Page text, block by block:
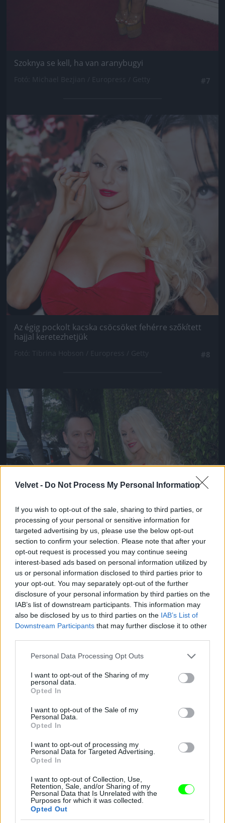
Velvet - Do Not Process My Personal Information
If you wish to opt-out of the sale, sharing to third parties, or
processing of your personal or sensitive information for
targeted advertising by us, please use the below opt-out
section to confirm your selection. Please note that after your
opt-out request is processed you may continue seeing
interest-based ads based on personal information utilized by
us or personal information disclosed to third parties prior to
your opt-out. You may separately opt-out of the further
disclosure of your personal information by third parties on the
IAB’s list of downstream participants. This information may
also be disclosed by us to third parties on the IAB’s List of
Downstream Participants that may further disclose it to other
Please note that this website/app uses one or more Google
not limited to your visit or usage behaviour. You may click to
grant or deny consent to Google and its third-party tags to
use your data for below specified purposes in below Google
consent section.
Personal Data Processing Opt Outs
I want to opt-out of the Sharing of my
personal data.
Opted In
I want to opt-out of the Sale of my
Personal Data.
Opted In
I want to opt-out of processing my
Personal Data for Targeted Advertising.
Opted In
I want to opt-out of Collection, Use,
Retention, Sale, and/or Sharing of my
Personal Data that Is Unrelated with the
Purposes for which it was collected.
Opted Out
Szoknya se kell, ha van aranybugyi
Jön még kép!
Az égig pockolt kacska csöcsöket fehérre szőkített
hajjal keretezhetjük
Jön még kép!
És kitartó munkával az is elsajátítható, hogy
egyszerre hangsúlyozzuk hátulról a lábunkat,
oldalról a fenekünket, és persze a melleinket. Ha
eközben még az arcunk is látszik szemből, az már az
Ördögűző
Fotó: Michael Tullberg / Europress / Getty